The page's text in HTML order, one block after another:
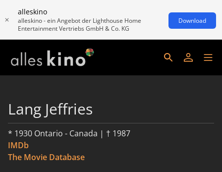
alleskino
alleskino - ein Angebot der Lighthouse Home
Entertainment Vertriebs GmbH & Co. KG
Download
Lang Jeffries
* 1930 Ontario - Canada | † 1987
IMDb
The Movie Database